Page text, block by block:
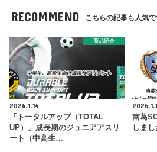
RECOMMEND こちらの記事も人気で
商品紹介
2026.1.14
「トータルアップ（TOTAL
UP）」成長期のジュニアアスリ
ート（中高生…
南葛
しまし